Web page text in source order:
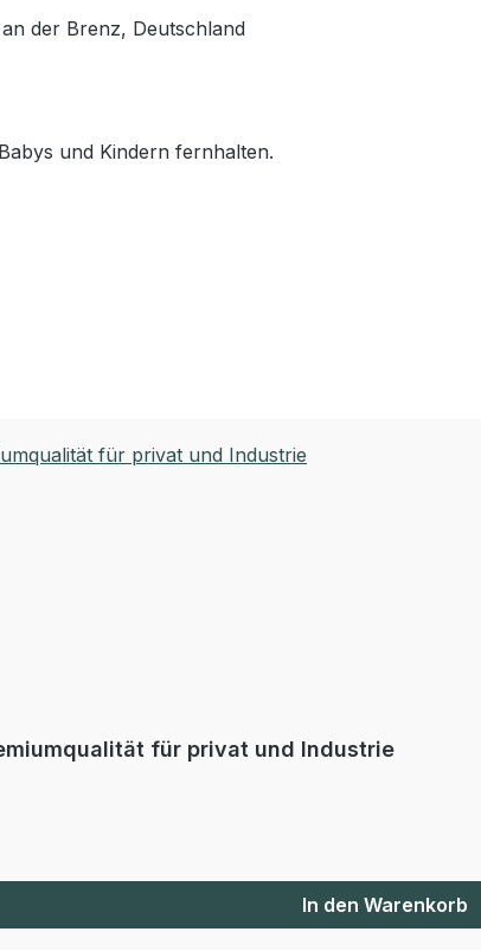
der Brenz, Deutschland
und Kindern fernhalten.
für privat und Industrie
In den Warenkorb